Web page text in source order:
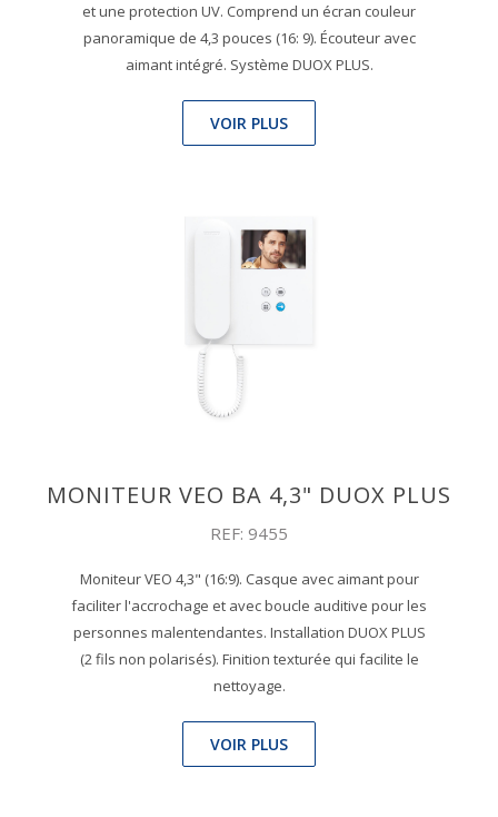
et une protection UV. Comprend un écran couleur
panoramique de 4,3 pouces (16: 9). Écouteur avec
aimant intégré. Système DUOX PLUS.
VOIR PLUS
MONITEUR VEO BA 4,3" DUOX PLUS
REF: 9455
Moniteur VEO 4,3" (16:9). Casque avec aimant pour
faciliter l'accrochage et avec boucle auditive pour les
personnes malentendantes. Installation DUOX PLUS
(2 fils non polarisés). Finition texturée qui facilite le
nettoyage.
VOIR PLUS